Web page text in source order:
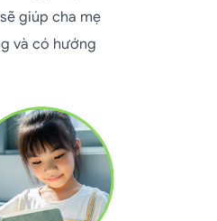
giúp cha mẹ
và có hướng